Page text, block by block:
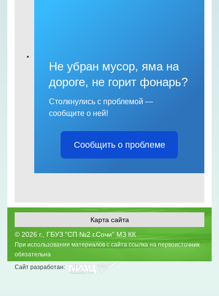
Не убран мусор, яма на
дороге, не горит фонарь?
Столкнулись с проблемой —
сообщите о ней!
Сообщить о проблеме
Карта сайта
© 2026 г., ГБУЗ "СП №2 г.Сочи" МЗ КК
При использовании материалов с сайта ссылка на первоисточник
обязательна
Сайт разработан: